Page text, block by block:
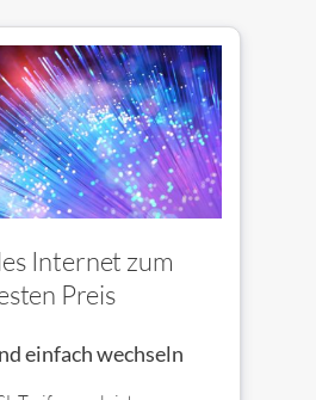
Internet zum
Preis
einfach wechseln